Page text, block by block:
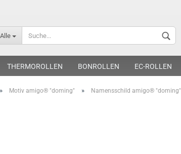
Alle
THERMOROLLEN BONROLLEN EC-ROLLEN
» Motiv amigo® "doming" » Namensschild amigo® "doming"